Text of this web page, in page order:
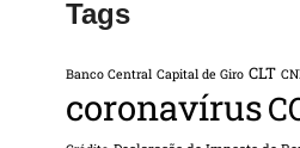
Tags
Banco Central Capital de Giro CLT
coronavírus